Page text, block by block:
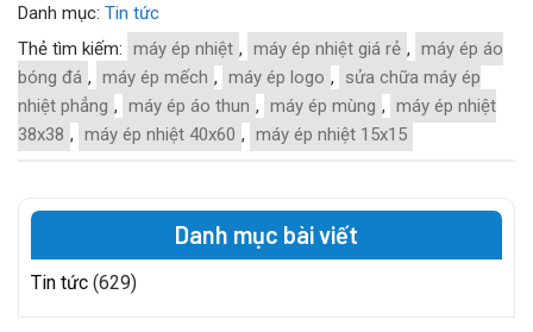
Danh mục: Tin tức
Thẻ tìm kiếm: máy ép nhiệt , máy ép nhiệt giá rẻ , máy ép áo
bóng đá , máy ép mếch , máy ép logo ,
sửa chữa máy ép
nhiệt phẳng , máy ép áo thun , máy ép mùng , máy ép nhiệt
38x38 , máy ép nhiệt 40x60 , máy ép nhiệt 15x15
Danh mục bài viết
Tin tức (629)